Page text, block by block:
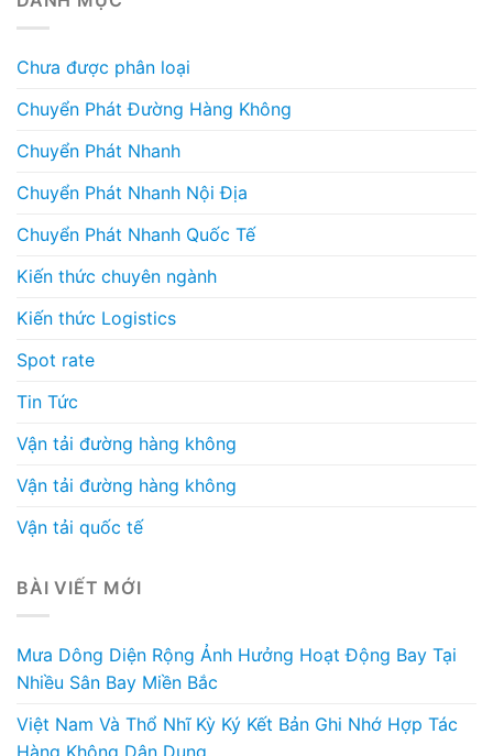
Chưa được phân loại
Chuyển Phát Đường Hàng Không
Chuyển Phát Nhanh
Chuyển Phát Nhanh Nội Địa
Chuyển Phát Nhanh Quốc Tế
Kiến thức chuyên ngành
Kiến thức Logistics
Spot rate
Tin Tức
Vận tải đường hàng không
Vận tải đường hàng không
Vận tải quốc tế
BÀI VIẾT MỚI
Mưa Dông Diện Rộng Ảnh Hưởng Hoạt Động Bay Tại
Nhiều Sân Bay Miền Bắc
Việt Nam Và Thổ Nhĩ Kỳ Ký Kết Bản Ghi Nhớ Hợp Tác
Hàng Không Dân Dụng